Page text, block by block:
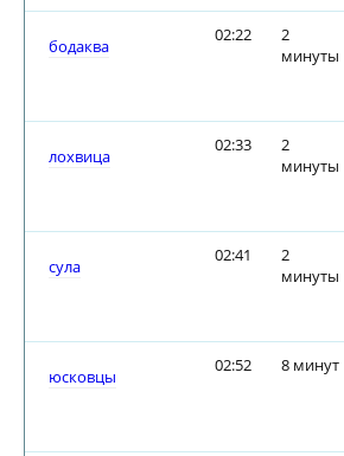
бодаква
02:22
2
минуты
лохвица
02:33
2
минуты
сула
02:41
2
минуты
юсковцы
02:52 8 минут